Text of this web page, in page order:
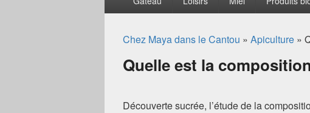
principal
Chez Maya dans le Cantou » Apiculture »
Quelle est la
Découverte sucrée, l’étude de la